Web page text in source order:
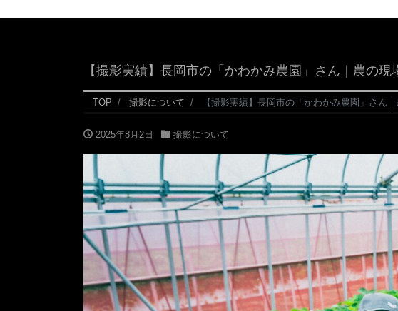
【撮影実績】長岡市の「かわかみ農園」さん｜農の
TOP 撮影について 【撮影実績】長岡市の「かわかみ農園」さん
2025年8月2日 撮影について